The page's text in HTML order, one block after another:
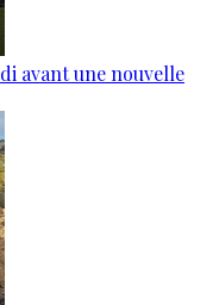
avant une nouvelle